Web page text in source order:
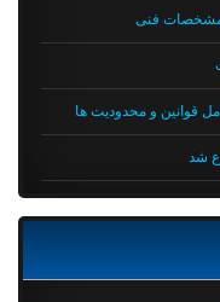
قوانین و محدودیت ها